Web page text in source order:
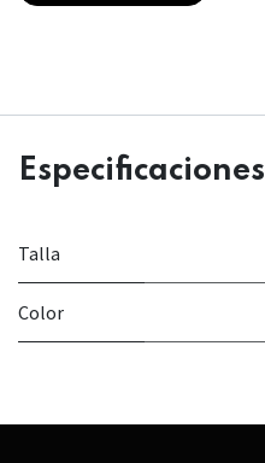
Especificaciones
Talla
Color